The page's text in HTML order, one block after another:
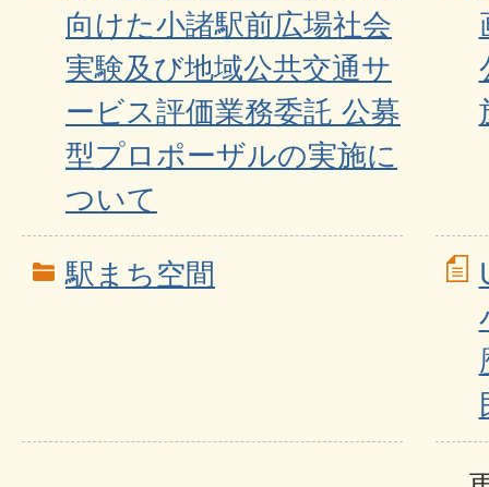
向けた小諸駅前広場社会
実験及び地域公共交通サ
ービス評価業務委託 公募
型プロポーザルの実施に
ついて
駅まち空間